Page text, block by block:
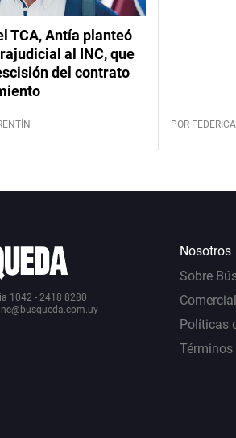
TCA, Antía planteó
al INC, que
del contrato
POR
1042 - 2418 8280
Nosotros
Sobre
Comercial
Políticas
Términos